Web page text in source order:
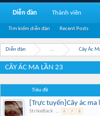
Diễn đàn ... Cây Ác
CÂY ÁC MA LẦN 23
Tiêu đề
[Trực tuyến]Cây ác
StrikeBack ... 6 7 8
Diễn đàn
Tìm kiếm diễn đàn Recent Posts
Thành viên